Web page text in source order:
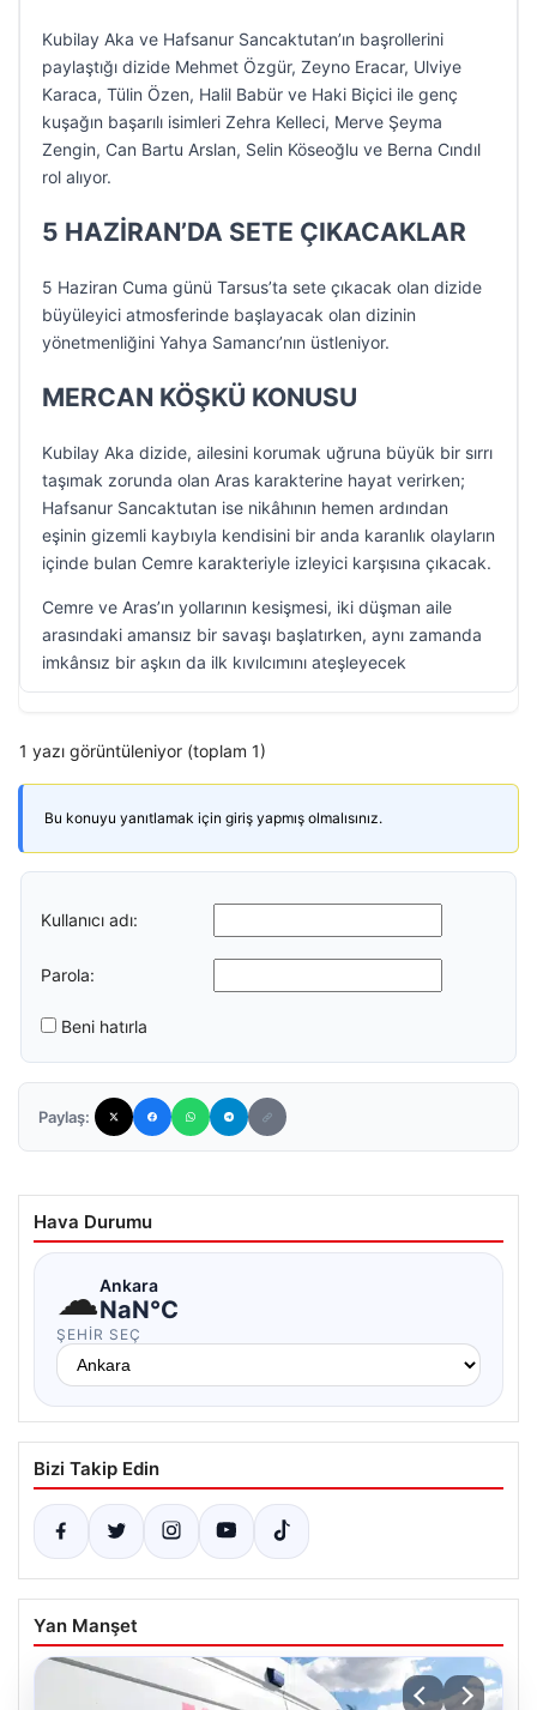
Kubilay Aka ve Hafsanur Sancaktutan’ın başrollerini
paylaştığı dizide Mehmet Özgür, Zeyno Eracar, Ulviye
Karaca, Tülin Özen, Halil Babür ve Haki Biçici ile genç
kuşağın başarılı isimleri Zehra Kelleci, Merve Şeyma
Zengin, Can Bartu Arslan, Selin Köseoğlu ve Berna Cındıl
rol alıyor.
5 HAZİRAN’DA SETE ÇIKACAKLAR
5 Haziran Cuma günü Tarsus’ta sete çıkacak olan dizide
büyüleyici atmosferinde başlayacak olan dizinin
yönetmenliğini Yahya Samancı’nın üstleniyor.
MERCAN KÖŞKÜ KONUSU
Kubilay Aka dizide, ailesini korumak uğruna büyük bir sırrı
taşımak zorunda olan Aras karakterine hayat verirken;
Hafsanur Sancaktutan ise nikâhının hemen ardından
eşinin gizemli kaybıyla kendisini bir anda karanlık olayların
içinde bulan Cemre karakteriyle izleyici karşısına çıkacak.
Cemre ve Aras’ın yollarının kesişmesi, iki düşman aile
arasındaki amansız bir savaşı başlatırken, aynı zamanda
imkânsız bir aşkın da ilk kıvılcımını ateşleyecek
1 yazı görüntüleniyor (toplam 1)
Bu konuyu yanıtlamak için giriş yapmış olmalısınız.
Kullanıcı adı:
Parola:
Beni hatırla
Paylaş:
Hava Durumu
☁Ankara
NaN°C
ŞEHIR SEÇ
Bizi Takip Edin
Yan Manşet